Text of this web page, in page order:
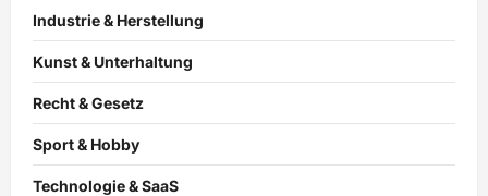
Industrie & Herstellung
Kunst & Unterhaltung
Recht & Gesetz
Sport & Hobby
Technologie & SaaS